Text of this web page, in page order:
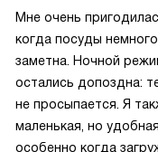
Мне очень
когда посуды
заметна. Ночной
остались допоздна:
не просыпается. Я
маленькая, но
особенно когда